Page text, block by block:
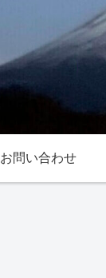
お問い合わせ